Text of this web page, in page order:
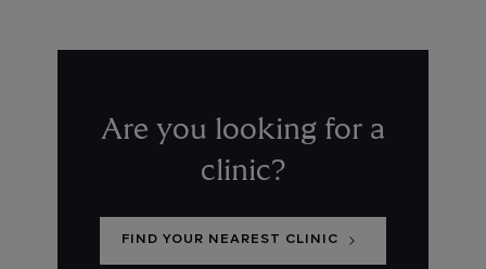
Are you looking for a
clinic?
FIND YOUR NEAREST CLINIC